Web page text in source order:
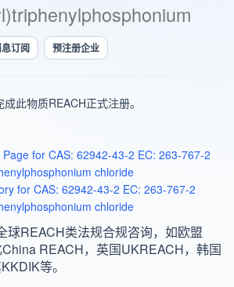
订阅 预注册企业
此物质REACH正式注册。
for CAS: 62942-43-2 EC: 263-767-2
chloride
for CAS: 62942-43-2 EC: 263-767-2
chloride
球REACH类法规合规咨询，如欧盟
REACH，英国UKREACH，韩国
等。